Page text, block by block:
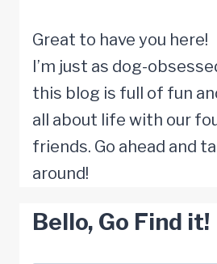
dann
das
Great to have you here!
I’m just as dog-
this blog is full of fun
all about life with our
friends. Go ahead and
around!
Bello, Go Find it!